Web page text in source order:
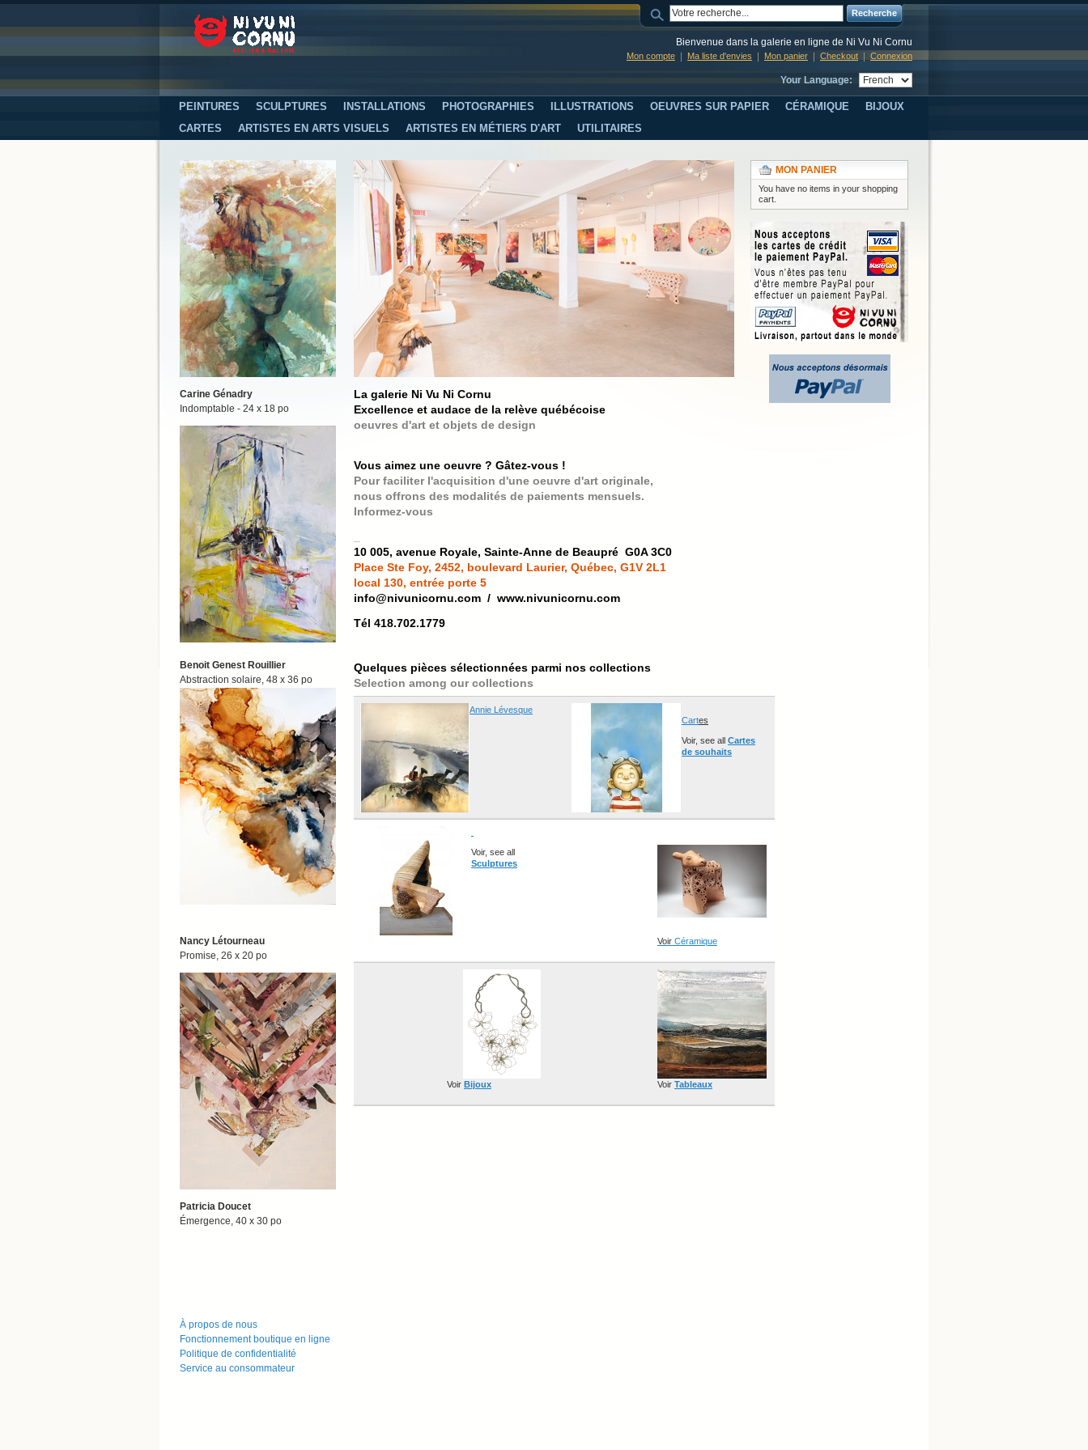
Recherche
Bienvenue dans la galerie en ligne de Ni Vu Ni Cornu
Mon compte Ma liste d'envies Mon panier Checkout Connexion
Your Language:
PEINTURES SCULPTURES INSTALLATIONS PHOTOGRAPHIES ILLUSTRATIONS OEUVRES SUR PAPIER CÉRAMIQUE
BIJOUX
CARTES
ARTISTES EN ARTS VISUELS ARTISTES EN MÉTIERS D'ART UTILITAIRES
Carine Génadry
Indomptable - 24 x 18 po
Benoit Genest Rouillier
Abstraction solaire, 48 x 36 po
Nancy Létourneau
Promise, 26 x 20 po
Patricia Doucet
Émergence, 40 x 30 po
À propos de nous
Fonctionnement boutique en ligne
Politique de confidentialité
Service au consommateur
La galerie Ni Vu Ni Cornu
Excellence et audace de la relève québécoise
oeuvres d'art et objets de design
Vous aimez une oeuvre ? Gâtez-vous !
Pour faciliter l'acquisition d'une oeuvre d'art originale,
nous offrons des modalités de paiements mensuels.
Informez-vous
10 005, avenue Royale, Sainte-Anne de Beaupré G0A 3C0
Place Ste Foy, 2452, boulevard Laurier, Québec, G1V 2L1
local 130, entrée porte 5
info@nivunicornu.com / www.nivunicornu.com
Tél 418.702.1779
Quelques pièces sélectionnées parmi nos collections
Selection among our collections
Annie Lévesque
Cartes
Voir, see all Cartes
de souhaits
Voir, see all
Sculptures
Voir Céramique
Voir Bijoux Voir Tableaux
MON PANIER
You have no items in your shopping
cart.